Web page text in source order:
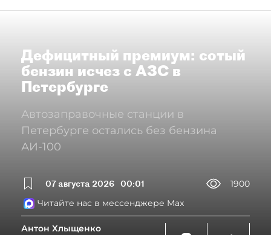
Дефицитный премиум: сотый
бензин исчез с АЗС в
Петербурге
Автозаправочные станции в
Петербурге остались без бензина
АИ-100
07 августа 2026 00:01
1900
Читайте нас в мессенджере Max
Антон Хлыщенко